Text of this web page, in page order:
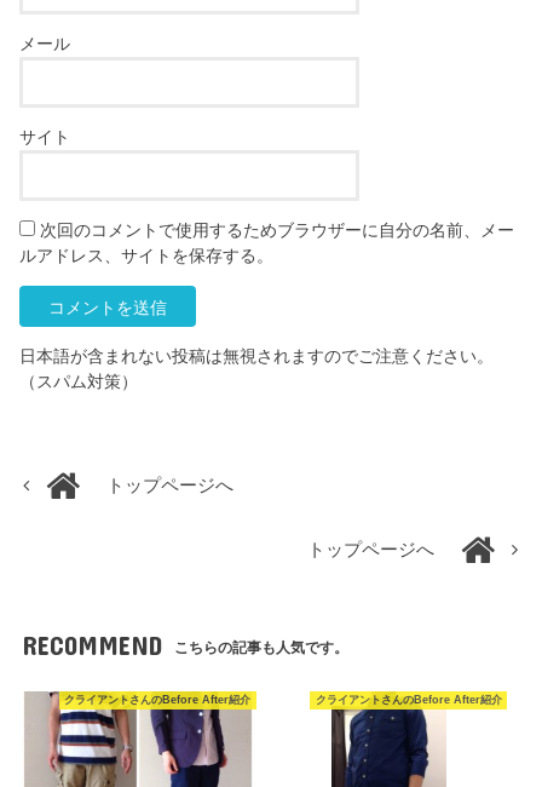
メール
サイト
次回のコメントで使用するためブラウザーに自分の名前、メー
ルアドレス、サイトを保存する。
日本語が含まれない投稿は無視されますのでご注意ください。
（スパム対策）
トップページへ
トップページへ
RECOMMEND こちらの記事も人気です。
クライアントさんのBefore After紹介 クライアントさんのBefore After紹介